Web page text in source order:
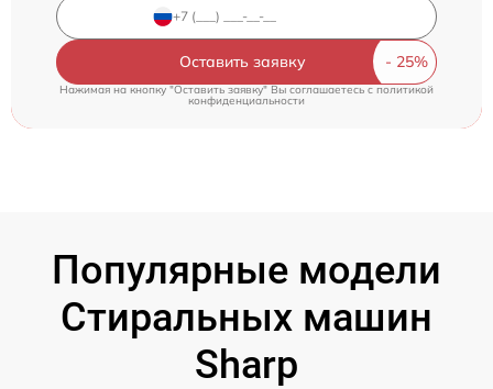
Оставить заявку
Нажимая на кнопку "Оставить заявку" Вы соглашаетесь cполитикой
конфиденциальности
Популярные модели
Стиральных машин
Sharp